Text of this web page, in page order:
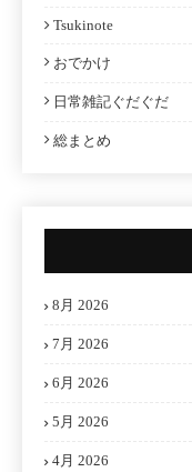
Tsukinote
おでかけ
日常雑記ぐだぐだ
総まとめ
8月 2026
7月 2026
6月 2026
5月 2026
4月 2026